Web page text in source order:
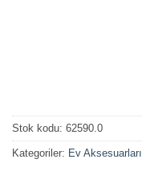
Stok kodu: 62590.0
Kategoriler: Ev Aksesuarları